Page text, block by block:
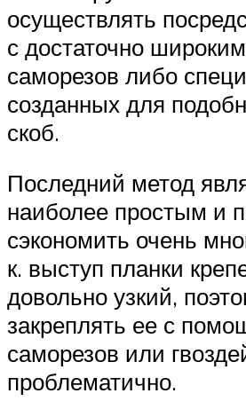
осуществлять
с достаточно
саморезов либо
созданных для
скоб.
Последний метод
наиболее простым и
сэкономить очень
к. выступ планки
довольно узкий,
закреплять ее с
саморезов или
проблематично.